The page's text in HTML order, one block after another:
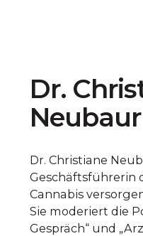
Dr.
Neubaur
Dr. Christiane
Geschäftsführerin
Cannabis
Sie moderiert die
Gespräch“ und